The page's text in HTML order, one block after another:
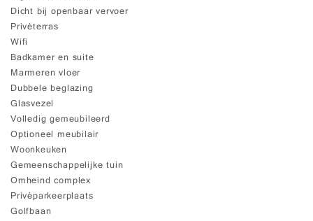
Dicht bij openbaar vervoer
Privéterras
Wifi
Badkamer en suite
Marmeren vloer
Dubbele beglazing
Glasvezel
Volledig gemeubileerd
Optioneel meubilair
Woonkeuken
Gemeenschappelijke tuin
Omheind complex
Privéparkeerplaats
Golfbaan